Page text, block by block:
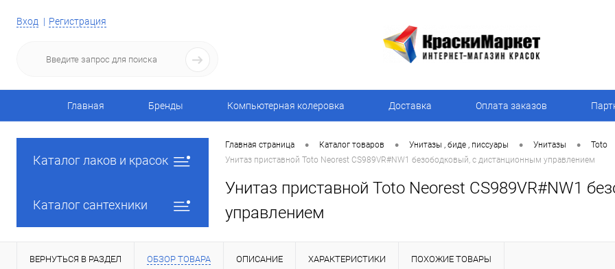
Вход Регистрация
Главная Бренды Компьютерная колеровка Доставка Оплата заказов
Каталог лаков и красок
Каталог сантехники
Главная страница • Каталог товаров • Унитазы , биде , писсуары • Унитазы • Toto
Унитаз приставной Toto Neorest CS989VR#NW1 безободковый, с дистанционным управлением
Унитаз приставной Toto Neorest CS989VR#NW1
управлением
ВЕРНУТЬСЯ В РАЗДЕЛ ОБЗОР ТОВАРА ОПИСАНИЕ ХАРАКТЕРИСТИКИ ПОХОЖИЕ ТОВАРЫ